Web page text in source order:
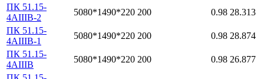
ПК 51.15-
4АIIIВ-2
5080*1490*220 200 0.98 28.313
ПК 51.15-
4АIIIВ-1
5080*1490*220 200 0.98 28.874
ПК 51.15-
4АIIIВ
5080*1490*220 200 0.98 26.877